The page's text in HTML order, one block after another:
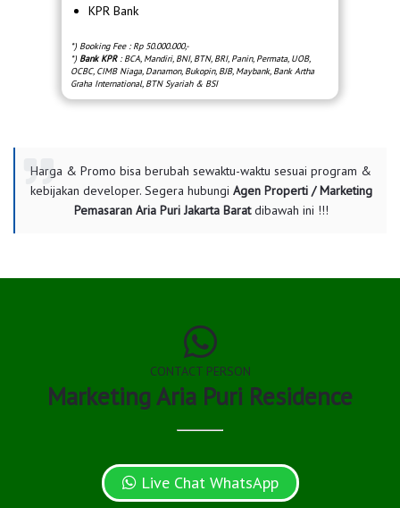
KPR Bank
*) Booking Fee : Rp 50.000.000,-
*) Bank KPR: BCA, Mandiri, BNI, BTN, BRI, Panin, Permata, UOB,
OCBC, CIMB Niaga, Danamon, Bukopin, BJB, Maybank, Bank Artha
Graha International, BTN Syariah & BSI
Harga & Promo bisa berubah sewaktu-waktu sesuai program &
kebijakan developer. Segera hubungi Agen Properti / Marketing
Pemasaran Aria Puri Jakarta Baratdibawah ini !!!
CONTACT PERSON
Marketing Aria Puri Residence
Live Chat WhatsApp